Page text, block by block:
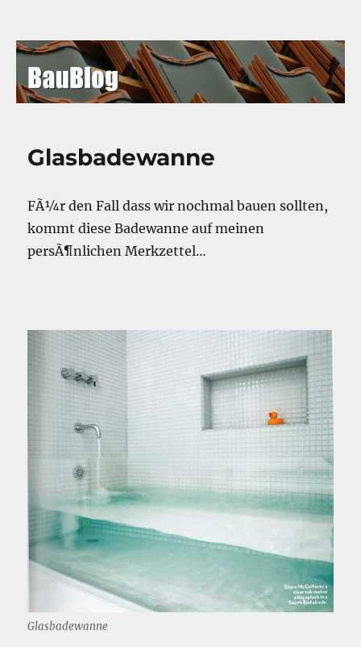
BauBlog
Glasbadewanne
FÃ¼r den Fall dass wir nochmal bauen sollten,
kommt diese Badewanne auf meinen
persÃ¶nlichen Merkzettel…
Glasbadewanne